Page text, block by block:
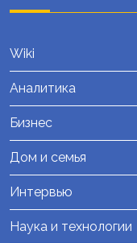
Wiki
Аналитика
Бизнес
Дом и семья
Интервью
Наука и технологии